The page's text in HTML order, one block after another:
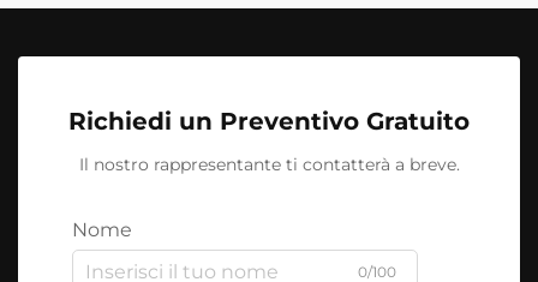
Richiedi un Preventivo Gratuito
Il nostro rappresentante ti contatterà a breve.
Nome
0/100